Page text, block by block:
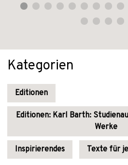
Kategorien
Editionen
Editionen: Karl Barth:
Werke
Inspirierendes Texte für